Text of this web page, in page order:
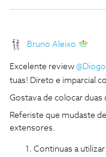
Bruno Aleixo
Excelente review
tuas! Direto e imparcial
Gostava de colocar duas
Referiste que mudaste
extensores.
Continuas a